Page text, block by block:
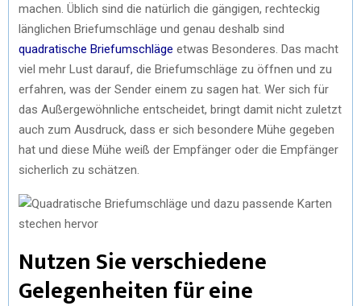
machen. Üblich sind die natürlich die gängigen, rechteckig
länglichen Briefumschläge und genau deshalb sind
quadratische Briefumschläge etwas Besonderes. Das macht
viel mehr Lust darauf, die Briefumschläge zu öffnen und zu
erfahren, was der Sender einem zu sagen hat. Wer sich für
das Außergewöhnliche entscheidet, bringt damit nicht zuletzt
auch zum Ausdruck, dass er sich besondere Mühe gegeben
hat und diese Mühe weiß der Empfänger oder die Empfänger
sicherlich zu schätzen.
Nutzen Sie verschiedene
Gelegenheiten für eine